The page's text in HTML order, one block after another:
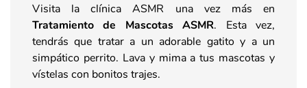
Visita la clínica ASMR una vez más en
Tratamiento de Mascotas ASMR. Esta vez,
tendrás que tratar a un adorable gatito y a un
simpático perrito. Lava y mima a tus mascotas y
vístelas con bonitos trajes.